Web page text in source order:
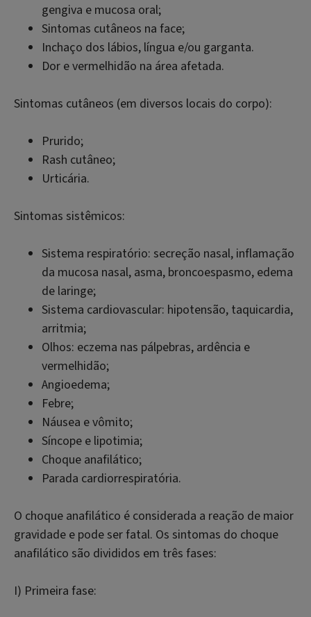
gengiva e mucosa oral;
Sintomas cutâneos na face;
Inchaço dos lábios, língua e/ou garganta.
Dor e vermelhidão na área afetada.
Sintomas cutâneos (em diversos locais do corpo):
Prurido;
Rash cutâneo;
Urticária.
Sintomas sistêmicos:
Sistema respiratório: secreção nasal, inflamação
da mucosa nasal, asma, broncoespasmo, edema
de laringe;
Sistema cardiovascular: hipotensão, taquicardia,
arritmia;
Olhos: eczema nas pálpebras, ardência e
vermelhidão;
Angioedema;
Febre;
Náusea e vômito;
Síncope e lipotimia;
Choque anafilático;
Parada cardiorrespiratória.
O choque anafilático é considerada a reação de maior
gravidade e pode ser fatal. Os sintomas do choque
anafilático são divididos em três fases:
I) Primeira fase: